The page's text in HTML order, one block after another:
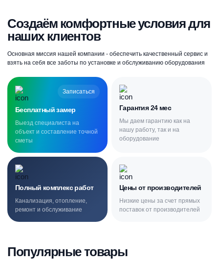
Создаём комфортные условия для
наших клиентов
Основная миссия нашей компании - обеспечить качественный сервис и
взять на себя все заботы по установке и обслуживанию оборудования
Записаться
Бесплатный замер
Выезд специалиста на
объект и составление точной
сметы
Гарантия 24 мес
Мы даем гарантию как на
нашу работу, так и на
оборудование
Полный комплекс работ
Канализация, отопление,
ремонт и обслуживание
Цены от производителей
Низкие цены за счет прямых
поставок от производителей
Популярные товары